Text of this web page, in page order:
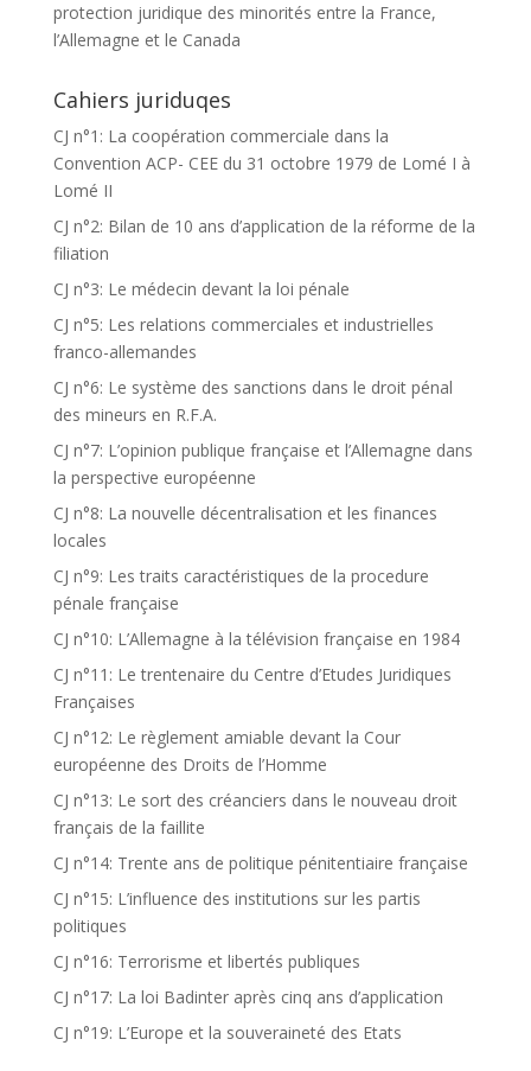
protection juridique des minorités entre la France,
l’Allemagne et le Canada
Cahiers juriduqes
CJ n°1: La coopération commerciale dans la
Convention ACP- CEE du 31 octobre 1979 de Lomé I à
Lomé II
CJ n°2: Bilan de 10 ans d’application de la réforme de la
filiation
CJ n°3: Le médecin devant la loi pénale
CJ n°5: Les relations commerciales et industrielles
franco-allemandes
CJ n°6: Le système des sanctions dans le droit pénal
des mineurs en R.F.A.
CJ n°7: L’opinion publique française et l’Allemagne dans
la perspective européenne
CJ n°8: La nouvelle décentralisation et les finances
locales
CJ n°9: Les traits caractéristiques de la procedure
pénale française
CJ n°10: L’Allemagne à la télévision française en 1984
CJ n°11: Le trentenaire du Centre d’Etudes Juridiques
Françaises
CJ n°12: Le règlement amiable devant la Cour
européenne des Droits de l’Homme
CJ n°13: Le sort des créanciers dans le nouveau droit
français de la faillite
CJ n°14: Trente ans de politique pénitentiaire française
CJ n°15: L’influence des institutions sur les partis
politiques
CJ n°16: Terrorisme et libertés publiques
CJ n°17: La loi Badinter après cinq ans d’application
CJ n°19: L’Europe et la souveraineté des Etats